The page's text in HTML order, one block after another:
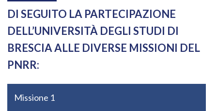
DI SEGUITO LA PARTECIPAZIONE
DELL’UNIVERSITÀ DEGLI STUDI DI
BRESCIA ALLE DIVERSE MISSIONI DEL
PNRR:
Missione 1